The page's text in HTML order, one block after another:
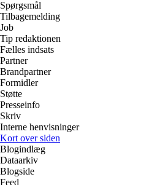
Spørgsmål
Tilbagemelding
Job
Tip redaktionen
Fælles indsats
Partner
Brandpartner
Formidler
Støtte
Presseinfo
Skriv
Interne henvisninger
Kort over siden
Blogindlæg
Dataarkiv
Blogside
Feed